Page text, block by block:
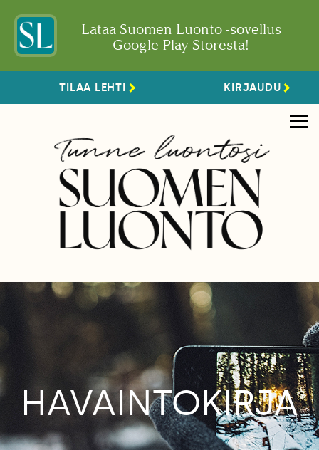
Lataa Suomen Luonto -sovellus
Google Play Storesta!
TILAA LEHTI KIRJAUDU
HAVAINTOKIRJA